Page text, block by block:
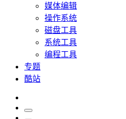
媒体编辑
操作系统
磁盘工具
系统工具
编程工具
专题
酷站